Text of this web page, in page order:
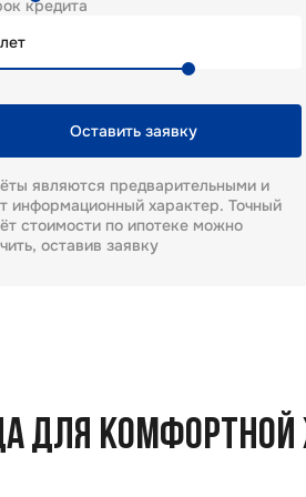
кредита
лет
Оставить заявку
являются предварительными и
информационный характер. Точный
стоимости по ипотеке можно
оставив заявку
ДЛЯ